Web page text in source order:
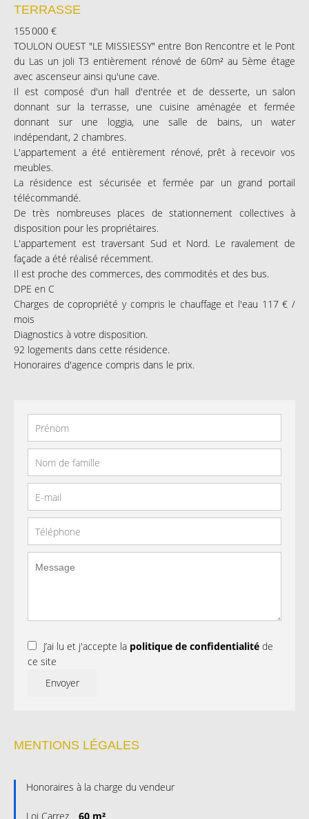
TERRASSE
155 000 €
TOULON OUEST "LE MISSIESSY" entre Bon Rencontre et le Pont
du Las un joli T3 entièrement rénové de 60m² au 5ème étage
avec ascenseur ainsi qu'une cave.
Il est composé d'un hall d'entrée et de desserte, un salon
donnant sur la terrasse, une cuisine aménagée et fermée
donnant sur une loggia, une salle de bains, un water
indépendant, 2 chambres.
L'appartement a été entièrement rénové, prêt à recevoir vos
meubles.
La résidence est sécurisée et fermée par un grand portail
télécommandé.
De très nombreuses places de stationnement collectives à
disposition pour les propriétaires.
L'appartement est traversant Sud et Nord. Le ravalement de
façade a été réalisé récemment.
Il est proche des commerces, des commodités et des bus.
DPE en C
Charges de copropriété y compris le chauffage et l'eau 117 € /
mois
Diagnostics à votre disposition.
92 logements dans cette résidence.
Honoraires d'agence compris dans le prix.
J’ai lu et j'accepte la politique de confidentialité de
ce site
Envoyer
MENTIONS LÉGALES
Honoraires à la charge du vendeur
Loi Carrez 60 m²